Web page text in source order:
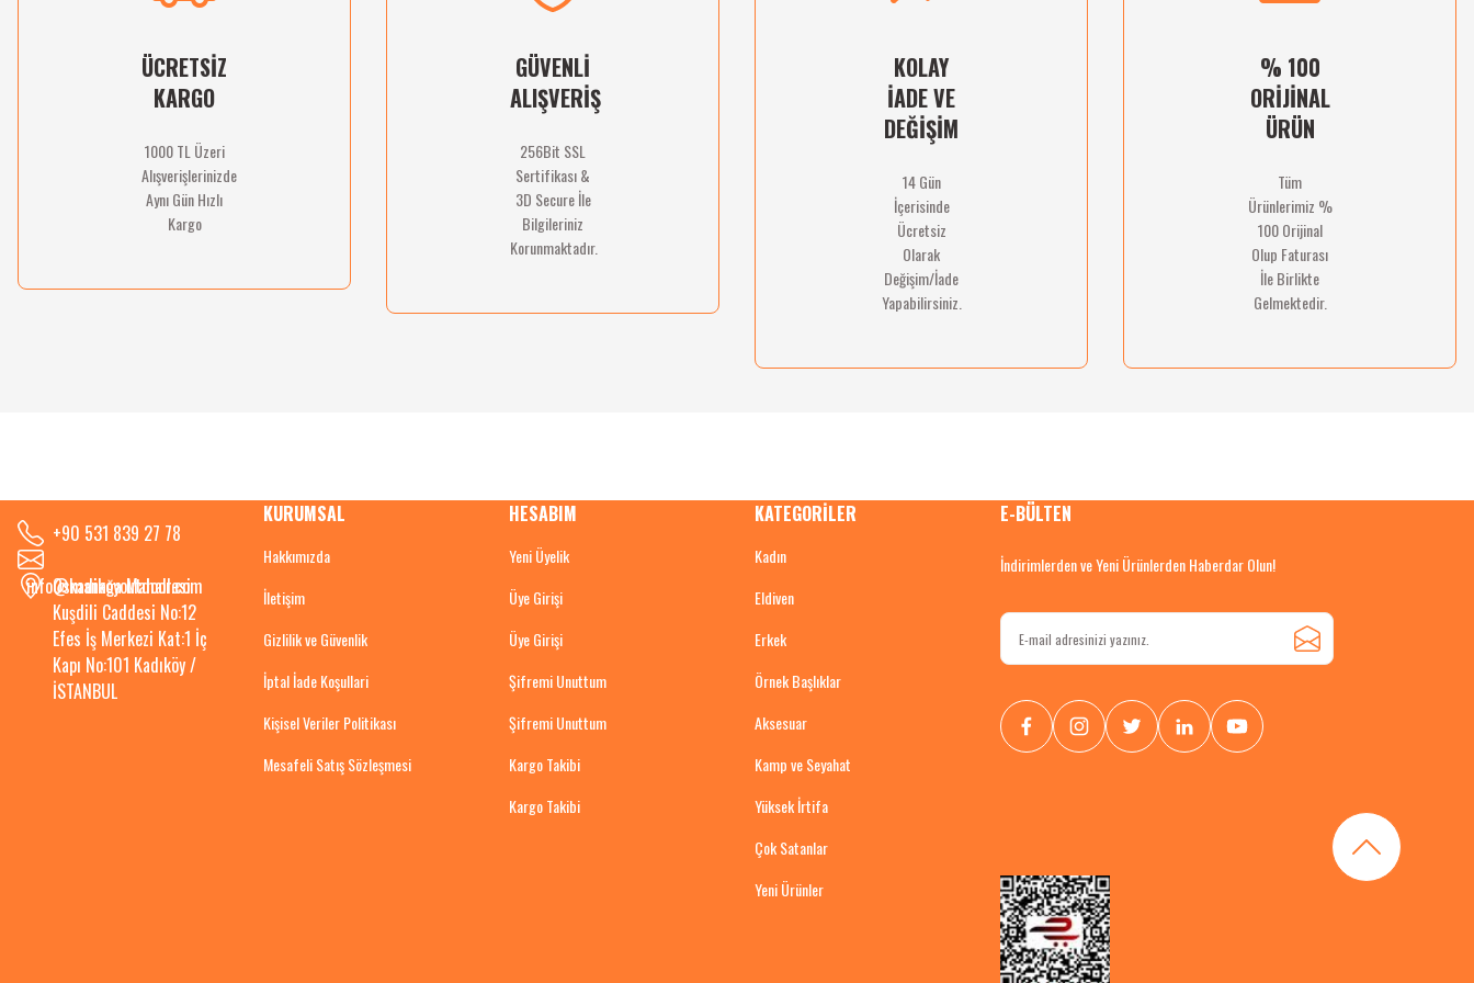
ÜCRETSİZ
KARGO
1000 TL Üzeri
Alışverişlerinizde
Aynı Gün Hızlı
Kargo
GÜVENLİ
ALIŞVERİŞ
256Bit SSL
Sertifikası &
3D Secure İle
Bilgileriniz
Korunmaktadır.
KOLAY
İADE VE
DEĞİŞİM
14 Gün
İçerisinde
Ücretsiz
Olarak
Değişim/İade
Yapabilirsiniz.
% 100
ORİJİNAL
ÜRÜN
Tüm
Ürünlerimiz %
100 Orijinal
Olup Faturası
İle Birlikte
Gelmektedir.
+90 531 839 27 78
info@kadikoyoutdoor.com
Osmanağa Mahallesi
Kuşdili Caddesi No:12
Efes İş Merkezi Kat:1 İç
Kapı No:101 Kadıköy /
İSTANBUL
KURUMSAL
Hakkımızda
İletişim
Gizlilik ve Güvenlik
İptal İade Koşullari
Kişisel Veriler Politikası
Mesafeli Satış Sözleşmesi
HESABIM
Yeni Üyelik
Üye Girişi
Üye Girişi
Şifremi Unuttum
Şifremi Unuttum
Kargo Takibi
Kargo Takibi
KATEGORİLER
Kadın
Eldiven
Erkek
Örnek Başlıklar
Aksesuar
Kamp ve Seyahat
Yüksek İrtifa
Çok Satanlar
Yeni Ürünler
E-BÜLTEN
İndirimlerden ve Yeni Ürünlerden Haberdar Olun!